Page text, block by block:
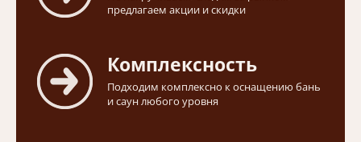
предлагаем акции и скидки
Комплексность
Подходим комплексно к оснащению бань
и саун любого уровня